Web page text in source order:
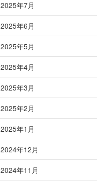
2025年7月
2025年6月
2025年5月
2025年4月
2025年3月
2025年2月
2025年1月
2024年12月
2024年11月